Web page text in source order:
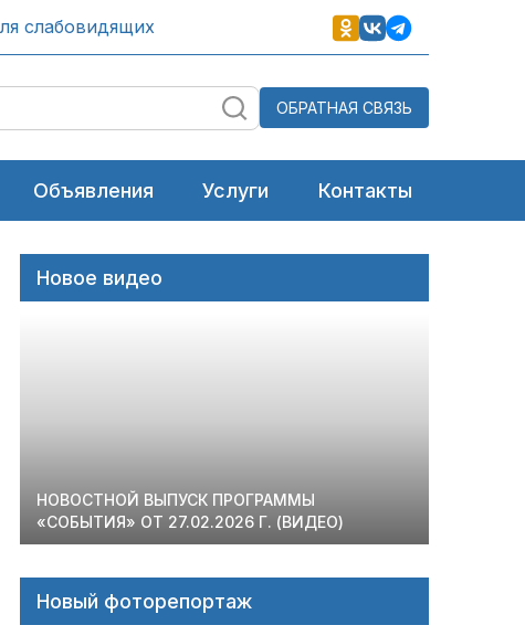
слабовидящих
ОБРАТНАЯ СВЯЗЬ
Объявления Услуги Контакты
Новое видео
НОВОСТНОЙ ВЫПУСК ПРОГРАММЫ
«СОБЫТИЯ» ОТ 27.02.2026 Г. (ВИДЕО)
Новый фоторепортаж